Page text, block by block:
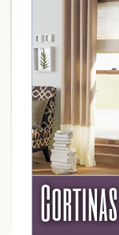
Cortinas